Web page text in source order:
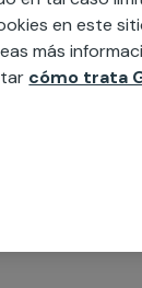
en este
más
cómo trata